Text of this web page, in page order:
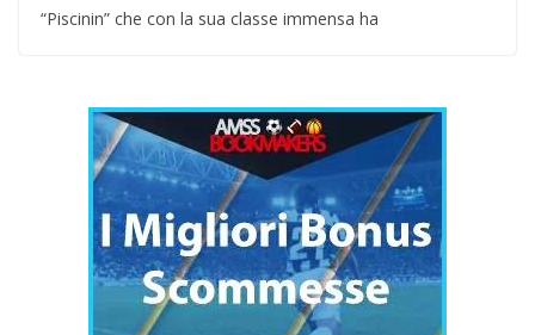
“Piscinin” che con la sua classe immensa ha